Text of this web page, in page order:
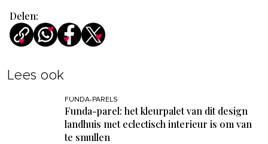
Delen:
Lees ook
FUNDA-PARELS
Funda-parel: het kleurpalet van dit design
landhuis met eclectisch interieur is om van
te smullen